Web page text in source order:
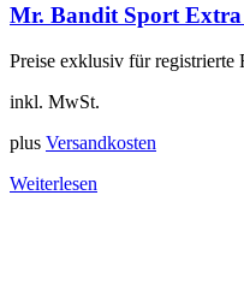
Mr. Bandit Sport
Preise exklusiv für registrierte
inkl. MwSt.
plus Versandkosten
Weiterlesen